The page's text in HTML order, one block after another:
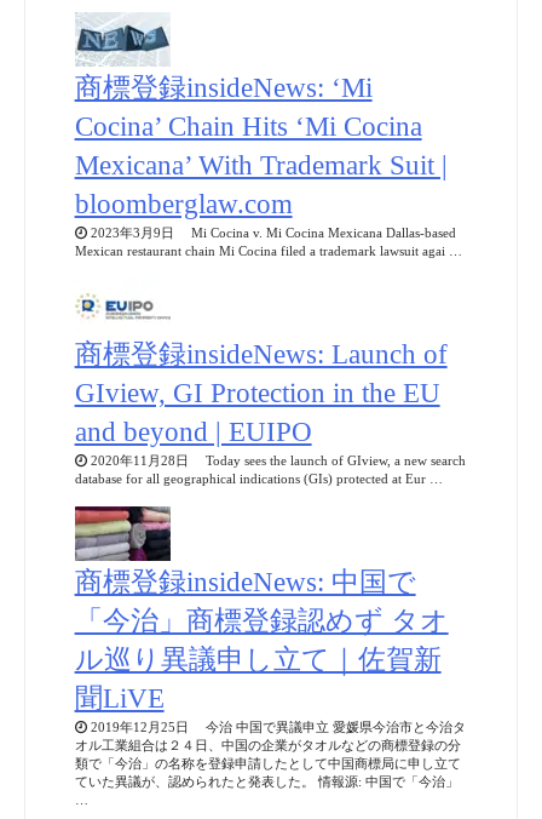
商標登録insideNews: ‘Mi
Cocina’ Chain Hits ‘Mi Cocina
Mexicana’ With Trademark Suit |
bloomberglaw.com
2023年3月9日 Mi Cocina v. Mi Cocina Mexicana Dallas-based
Mexican restaurant chain Mi Cocina filed a trademark lawsuit agai …
商標登録insideNews: Launch of
GIview, GI Protection in the EU
and beyond | EUIPO
2020年11月28日 Today sees the launch of GIview, a new search
database for all geographical indications (GIs) protected at Eur …
商標登録insideNews: 中国で
「今治」商標登録認めず タオ
ル巡り異議申し立て｜佐賀新
聞LiVE
2019年12月25日 今治 中国で異議申立 愛媛県今治市と今治タ
オル工業組合は２４日、中国の企業がタオルなどの商標登録の分
類で「今治」の名称を登録申請したとして中国商標局に申し立て
ていた異議が、認められたと発表した。 情報源: 中国で「今治」